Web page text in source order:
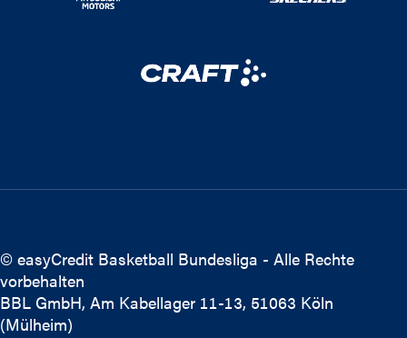
© easyCredit Basketball Bundesliga - Alle Rechte
vorbehalten
BBL GmbH, Am Kabellager 11-13, 51063 Köln
(Mülheim)